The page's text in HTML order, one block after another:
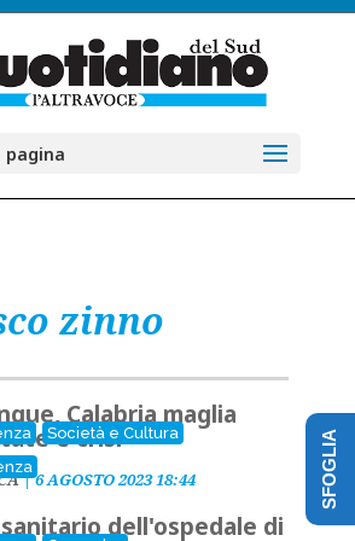
pagina
zinno
Società e Cultura
Calabria maglia
è crisi
|6 AGOSTO 2023 18:44
dell'ospedale di
SFOGLIA